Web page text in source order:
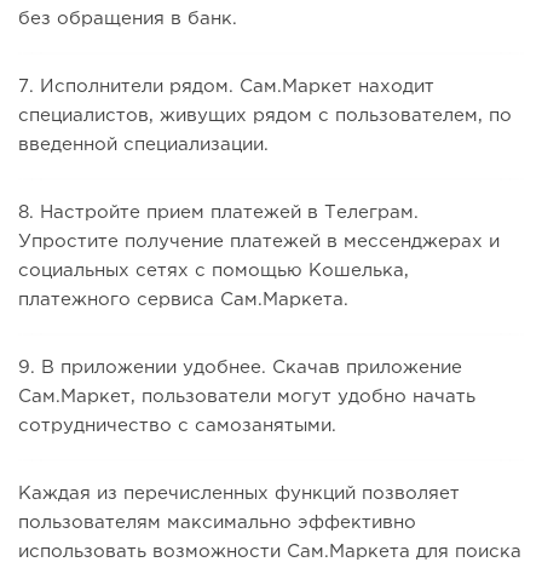
без обращения в банк.
7. Исполнители рядом. Сам.Маркет находит
специалистов, живущих рядом с пользователем, по
введенной специализации.
8. Настройте прием платежей в Телеграм.
Упростите получение платежей в мессенджерах и
социальных сетях с помощью Кошелька,
платежного сервиса Сам.Маркета.
9. В приложении удобнее. Скачав приложение
Сам.Маркет, пользователи могут удобно начать
сотрудничество с самозанятыми.
Каждая из перечисленных функций позволяет
пользователям максимально эффективно
использовать возможности Сам.Маркета для поиска